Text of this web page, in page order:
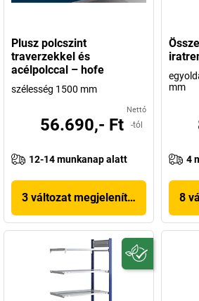
Plusz polcszint
traverzekkel és
acélpolccal – hofe
szélesség 1500 mm
Nettó
56.690,- Ft -tól
12-14 munkanap alatt
3 változat megjelenítése
mm
4
8